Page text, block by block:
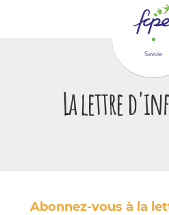
Savoie
La lettre
Abonnez-vous à la